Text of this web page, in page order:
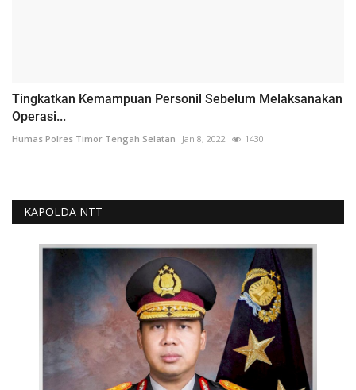
Tingkatkan Kemampuan Personil Sebelum Melaksanakan
Operasi...
Humas Polres Timor Tengah Selatan Jan 8, 2022 1430
KAPOLDA NTT